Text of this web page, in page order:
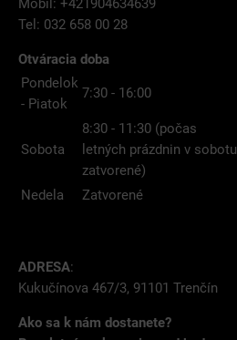
Mobil: +421904634639
Tel: 032 658 00 28
Otváracia doba
Pondelok
- Piatok
7:30 - 16:00
Sobota
8:30 - 11:30 (počas
letných prázdnin v sobotu
zatvorené)
Nedela
Zatvorené
ADRESA:
Kukučínova 467/3, 91101 Trenčín
Ako sa k nám dostanete?